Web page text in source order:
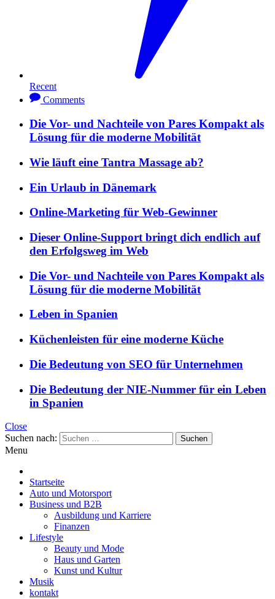
Recent
Comments
Die Vor- und Nachteile von Pares Kompakt als
Lösung für die moderne Mobilität
Wie läuft eine Tantra Massage ab?
Ein Urlaub in Dänemark
Online-Marketing für Web-Gewinner
Dieser Online-Support bringt dich endlich auf
den Erfolgsweg im Web
Die Vor- und Nachteile von Pares Kompakt als
Lösung für die moderne Mobilität
Leben in Spanien
Küchenleisten für eine moderne Küche
Die Bedeutung von SEO für Unternehmen
Die Bedeutung der NIE-Nummer für ein Leben
in Spanien
Close
Suchen nach:
Menu
Startseite
Auto und Motorsport
Business und B2B
Ausbildung und Karriere
Finanzen
Lifestyle
Beauty und Mode
Haus und Garten
Kunst und Kultur
Musik
kontakt